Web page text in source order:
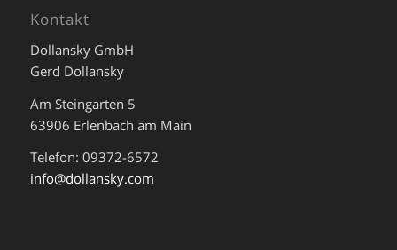
Kontakt
Dollansky GmbH
Gerd Dollansky
Am Steingarten 5
63906 Erlenbach am Main
Telefon: 09372-6572
info@dollansky.com